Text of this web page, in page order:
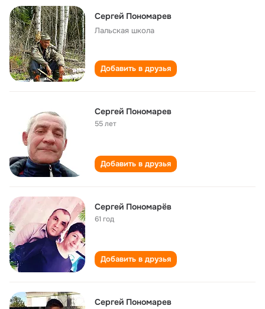
Сергей Пономарев
Лальская школа
Добавить в друзья
Сергей Пономарев
55 лет
Добавить в друзья
Сергей Пономарёв
61 год
Добавить в друзья
Сергей Пономарев